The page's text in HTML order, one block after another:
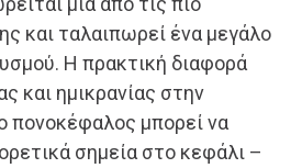
και ταλαιπωρεί ένα μεγάλο
Η πρακτική διαφορά
και ημικρανίας στην
πονοκέφαλος μπορεί να
σημεία στο κεφάλι –